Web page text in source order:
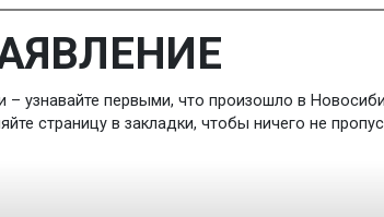
узнавайте первыми, что произошло в
страницу в закладки, чтобы ничего не